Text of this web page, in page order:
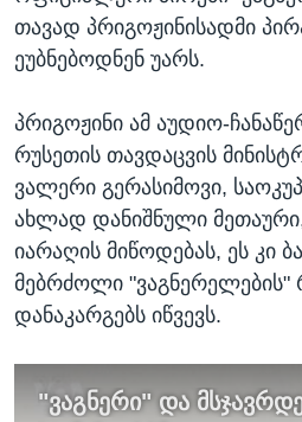
თავად პრიგოჟინისადმი
ეუბნებოდნენ უარს.
პრიგოჟინი ამ აუდიო-
რუსეთის თავდაცვის
ვალერი გერასიმოვი,
ახლად დანიშნული
იარაღის მიწოდებას, ეს კი
მებრძოლი "ვაგნერელების"
დანაკარგებს იწვევს.